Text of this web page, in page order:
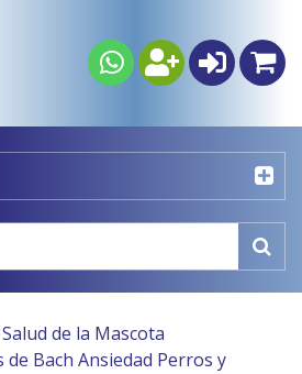
de la Mascota
de Bach Ansiedad Perros y